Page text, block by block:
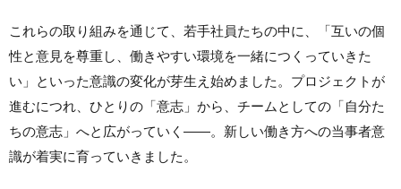
これらの取り組みを通じて、若手社員たちの中に、「互いの個
性と意見を尊重し、働きやすい環境を一緒につくっていきた
い」といった意識の変化が芽生え始めました。プロジェクトが
進むにつれ、ひとりの「意志」から、チームとしての「自分た
ちの意志」へと広がっていく——。新しい働き方への当事者意
識が着実に育っていきました。